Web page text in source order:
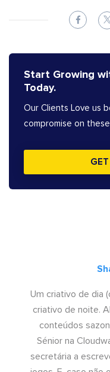
Start Growing
Today.
Our Clients Love us
compromise on these
Um criativo de dia
criativo de noite.
conteúdos
Sénior na
secretária a